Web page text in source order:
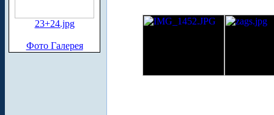
23+24.jpg
Фото Галерея